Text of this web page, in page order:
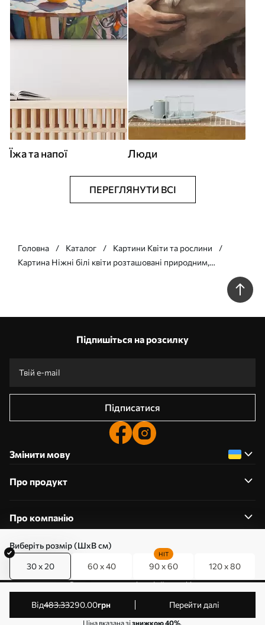
Виберіть розмір (ШхВ см)
30 x 20 60 x 40 90 x 60
HIT
120 x 80
від483.33290.00грн Перейти далі
Ціна вказана зізнижкою 40%.
Їжа та напої Люди
ПЕРЕГЛЯНУТИ ВСІ
Головна Каталог
Картини Квіти та рослини
Картина Ніжні білі квіти розташовані природним,
Підпишіться на розсилку
Підписатися
Змінити мову
Про продукт
Про компанію
0800357223
Редагування дозволів на файли cookie
© 2011-2026 Art-holst. Усі права захищені. Власник:
ТОВ “КЛЄВЄР”. Код ЄДРПОУ: 31780602.